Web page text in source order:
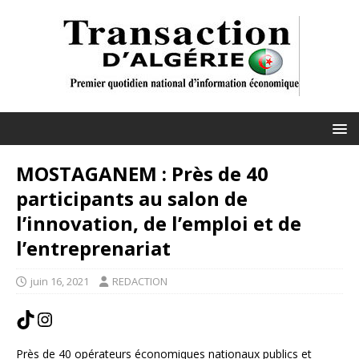
MOSTAGANEM : Près de 40
participants au salon de
l’innovation, de l’emploi et de
l’entreprenariat
juin 16, 2021 REDACTION
Près de 40 opérateurs économiques nationaux publics et